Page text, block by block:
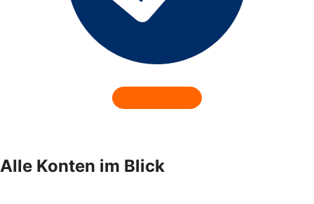
Alle Konten im Blick